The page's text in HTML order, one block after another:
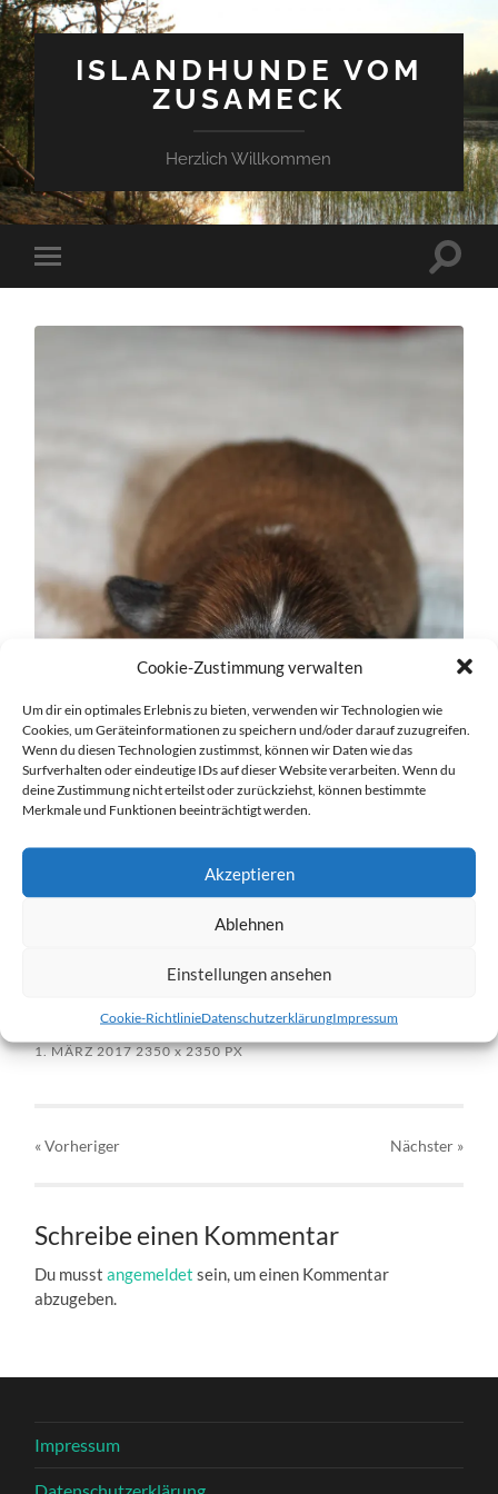
Cookie-Zustimmung verwalten
Um dir ein optimales Erlebnis zu bieten, verwenden wir Technologien wie
Cookies, um Geräteinformationen zu speichern und/oder darauf zuzugreifen.
Wenn du diesen Technologien zustimmst, können wir Daten wie das
Surfverhalten oder eindeutige IDs auf dieser Website verarbeiten. Wenn du
deine Zustimmung nicht erteilst oder zurückziehst, können bestimmte
Merkmale und Funktionen beeinträchtigt werden.
Akzeptieren
Ablehnen
Einstellungen ansehen
Cookie-RichtlinieDatenschutzerklärungImpressum
ISLANDHUNDE VOM
ZUSAMECK
Herzlich Willkommen
Mobile-
Menü
Welpe-4.-Erstes-Bild.jpg
1. MÄRZ 2017 2350x2350 PX
« Vorheriger Nächster »
Schreibe einen Kommentar
Du musstangemeldet sein, um einen Kommentar
abzugeben.
Impressum